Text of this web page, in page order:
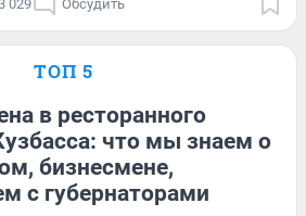
029 Обсудить
ТОП 5
в ресторанного
что мы знаем о
бизнесмене,
с губернаторами